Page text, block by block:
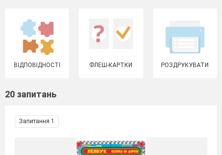
ВІДПОВІДНОСТІ ФЛЕШ-КАРТКИ РОЗДРУКУВАТИ
20 запитань
Запитання 1